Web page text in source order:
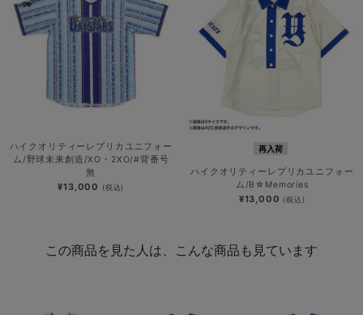
ハイクオリティーレプリカユニフォー
ム/野球未来創造/XO・2XO/#背番号
無
¥13,000 (税込)
再入荷
ハイクオリティーレプリカユニフォー
ム/B☆Memories
¥13,000 (税込)
この商品を見た人は、こんな商品も見ています